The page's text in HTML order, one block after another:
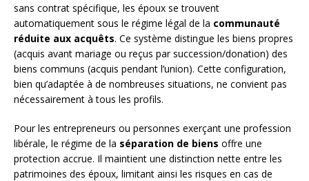
sans contrat spécifique, les époux se trouvent
automatiquement sous le régime légal de la communauté
réduite aux acquêts. Ce système distingue les biens propres
(acquis avant mariage ou reçus par succession/donation) des
biens communs (acquis pendant l’union). Cette configuration,
bien qu’adaptée à de nombreuses situations, ne convient pas
nécessairement à tous les profils.
Pour les entrepreneurs ou personnes exerçant une profession
libérale, le régime de la séparation de biens offre une
protection accrue. Il maintient une distinction nette entre les
patrimoines des époux, limitant ainsi les risques en cas de